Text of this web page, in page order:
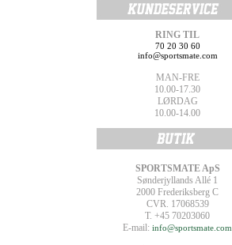
RING TIL
70 20 30 60
info@sportsmate.com
MAN-FRE
10.00-17.30
LØRDAG
10.00-14.00
SPORTSMATE ApS
Sønderjyllands Allé 1
2000 Frederiksberg C
CVR. 17068539
T. +45 70203060
E-mail: info@sportsmate.com